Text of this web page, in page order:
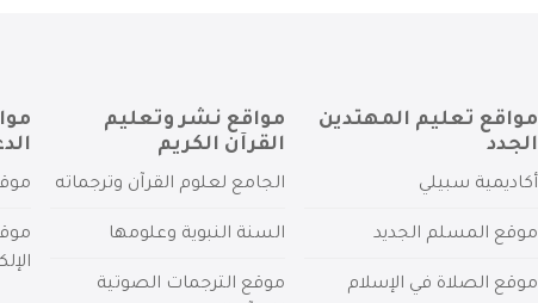
مواقع تعليم المهتدين
الجدد
أكاديمية سبيلي
موقع المسلم الجديد
موقع الصلاة في الإسلام
مواقع نشر وتعليم
القرآن الكريم
الجامع لعلوم القرآن وترجماته
السنة النبوية وعلومها
موقع الترجمات الصوتية